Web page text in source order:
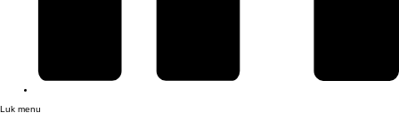
Luk menu